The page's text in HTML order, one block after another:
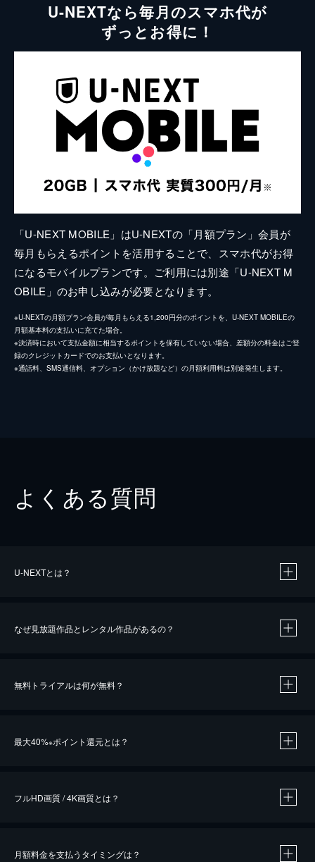
U-NEXTなら毎月のスマホ代が
ずっとお得に！
「U-NEXT MOBILE」はU-NEXTの「月額プラン」会員が
毎月もらえるポイントを活用することで、スマホ代がお得
になるモバイルプランです。ご利用には別途「U-NEXT M
OBILE」のお申し込みが必要となります。
※U-NEXTの月額プラン会員が毎月もらえる1,200円分のポイントを、U-NEXT MOBILEの
月額基本料の支払いに充てた場合。
※決済時において支払金額に相当するポイントを保有していない場合、差額分の料金はご登
録のクレジットカードでのお支払いとなります。
※通話料、SMS通信料、オプション（かけ放題など）の月額利用料は別途発生します。
よくある質問
U-NEXTとは？
なぜ見放題作品とレンタル作品があるの？
無料トライアルは何が無料？
最大40%※ポイント還元とは？
※40％ポイント還元の対象は、クレジットカード決済による作品の購入 / レンタルです。
フルHD画質 / 4K画質とは？
月額料金を支払うタイミングは？